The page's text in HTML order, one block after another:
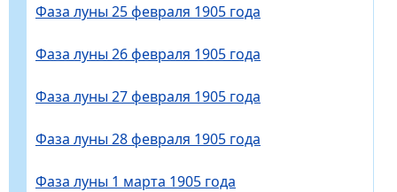
Фаза луны 25 февраля 1905 года
Фаза луны 26 февраля 1905 года
Фаза луны 27 февраля 1905 года
Фаза луны 28 февраля 1905 года
Фаза луны 1 марта 1905 года